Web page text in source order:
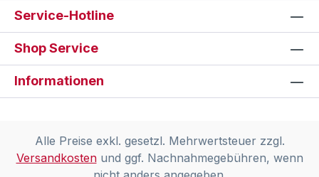
Service-Hotline
Shop Service
Informationen
Alle Preise exkl. gesetzl. Mehrwertsteuer zzgl.
Versandkostenund ggf. Nachnahmegebühren, wenn